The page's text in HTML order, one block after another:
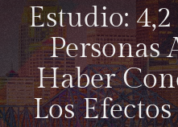
Estudio:
Personas
Haber
Los